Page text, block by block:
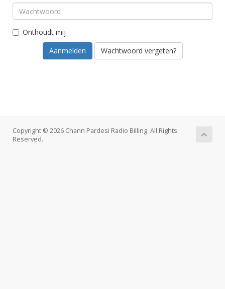
Onthoudt mij
Wachtwoord vergeten?
Copyright © 2026 Chann Pardesi Radio Billing. All Rights
Reserved.